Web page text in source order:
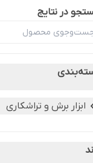
در نتایج
ابزار برش و تراشکاری